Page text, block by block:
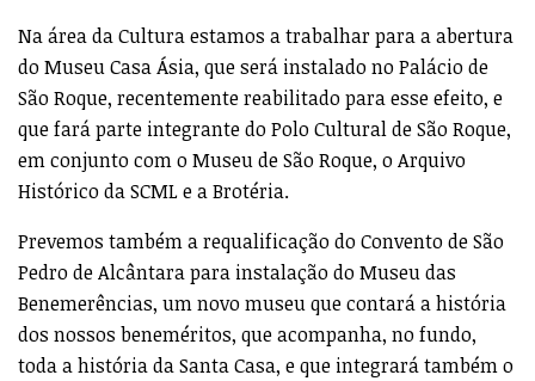
Na área da Cultura estamos a trabalhar para a abertura
do Museu Casa Ásia, que será instalado no Palácio de
São Roque, recentemente reabilitado para esse efeito, e
que fará parte integrante do Polo Cultural de São Roque,
em conjunto com o Museu de São Roque, o Arquivo
Histórico da SCML e a Brotéria.
Prevemos também a requalificação do Convento de São
Pedro de Alcântara para instalação do Museu das
Benemerências, um novo museu que contará a história
dos nossos beneméritos, que acompanha, no fundo,
toda a história da Santa Casa, e que integrará também o